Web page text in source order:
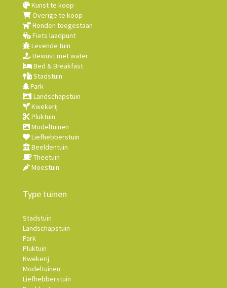
Kunst te koop
Overige te koop
Honden toegestaan
Fiets laadpunt
Levende tuin
Bewust met water
Bed & Breakfast
Stadstuin
Park
Landschapstuin
Kwekerij
Pluktuin
Modeltuinen
Liefhebberstuin
Beeldentuin
Theetuin
Moestuin
Type tuinen
Stadstuin
Landschapstuin
Park
Pluktuin
Kwekerij
Modeltuinen
Liefhebberstuin